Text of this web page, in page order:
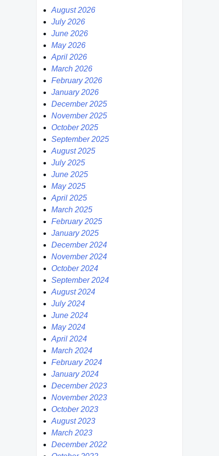
August 2026
July 2026
June 2026
May 2026
April 2026
March 2026
February 2026
January 2026
December 2025
November 2025
October 2025
September 2025
August 2025
July 2025
June 2025
May 2025
April 2025
March 2025
February 2025
January 2025
December 2024
November 2024
October 2024
September 2024
August 2024
July 2024
June 2024
May 2024
April 2024
March 2024
February 2024
January 2024
December 2023
November 2023
October 2023
August 2023
March 2023
December 2022